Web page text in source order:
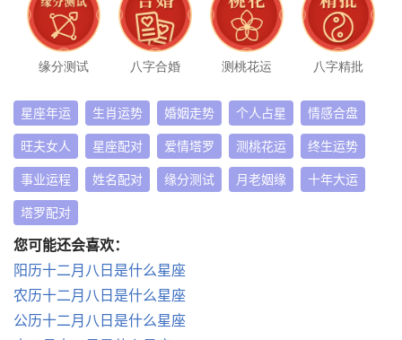
缘分测试 八字合婚 测桃花运 八字精批
星座年运 生肖运势 婚姻走势 个人占星 情感合盘
旺夫女人 星座配对 爱情塔罗 测桃花运 终生运势
事业运程 姓名配对 缘分测试 月老姻缘 十年大运
塔罗配对
您可能还会喜欢：
阳历十二月八日是什么星座
农历十二月八日是什么星座
公历十二月八日是什么星座